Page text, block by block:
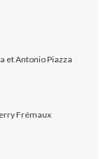
et Antonio Piazza
Frémaux